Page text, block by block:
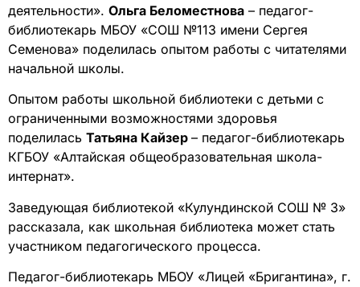
деятельности». Ольга Беломестнова – педагог-
библиотекарь МБОУ «СОШ №113 имени Сергея
Семенова» поделилась опытом работы с читателями
начальной школы.
Опытом работы школьной библиотеки с детьми с
ограниченными возможностями здоровья
поделилась Татьяна Кайзер – педагог-библиотекарь
КГБОУ «Алтайская общеобразовательная школа-
интернат».
Заведующая библиотекой «Кулундинской СОШ № 3»
рассказала, как школьная библиотека может стать
участником педагогического процесса.
Педагог-библиотекарь МБОУ «Лицей «Бригантина», г.